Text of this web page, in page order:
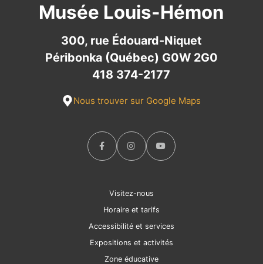
Musée Louis-Hémon
300, rue Édouard-Niquet
Péribonka (Québec) G0W 2G0
418 374-2177
Nous trouver sur Google Maps
Visitez-nous
Horaire et tarifs
Accessibilité et services
Expositions et activités
Zone éducative